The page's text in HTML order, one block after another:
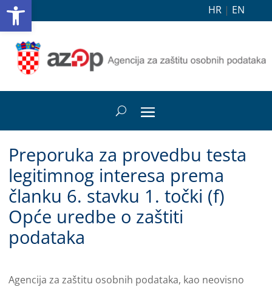
HR | EN
Preporuka za provedbu testa
legitimnog interesa prema
članku 6. stavku 1. točki (f)
Opće uredbe o zaštiti
podataka
Agencija za zaštitu osobnih podataka, kao neovisno